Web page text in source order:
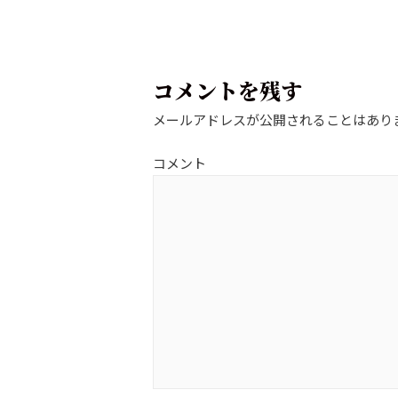
コメントを残す
メールアドレスが公開されることはあり
コメント